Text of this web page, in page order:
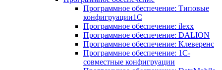
Программное обеспечение: Типовые
конфигруации1С
Программное обеспечение: ilexx
Программное обеспечение: DALION
Программное обеспечение: Клеверенс
Программное обеспечение: 1С-
совместные конфигруации